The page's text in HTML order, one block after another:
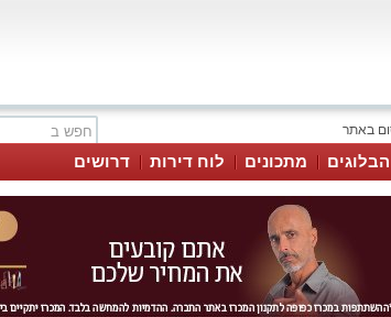
באתר
הבלוגים מתכונים לוח דירות דרושים